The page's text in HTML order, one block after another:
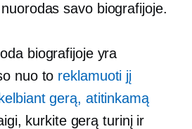
savo biografijoje.
biografijoje yra
nuo to reklamuoti jį
gerą, atitinkamą
kurkite gerą turinį ir